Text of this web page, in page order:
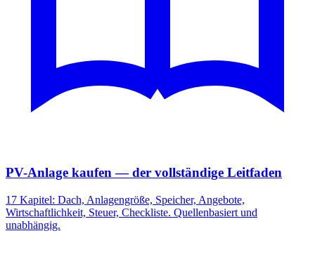
PV-Anlage kaufen — der vollständige Leitfaden
17 Kapitel: Dach, Anlagengröße, Speicher, Angebote,
Wirtschaftlichkeit, Steuer, Checkliste. Quellenbasiert und
unabhängig.